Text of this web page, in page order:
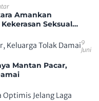
Amankan
Seksual
9
Juni
Mantan Pacar,